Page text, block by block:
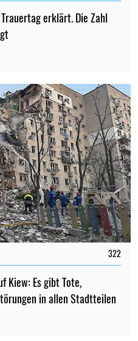
erklärt. Die Zahl
322
Kiew: Es gibt Tote,
in allen Stadtteilen